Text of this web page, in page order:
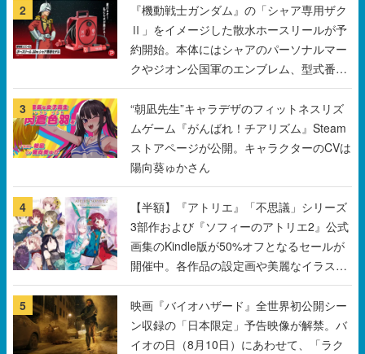
2
『機動戦士ガンダム』の「シャア専用ザク
Ⅱ」をイメージした散水ホースリールが予
約開始。本体にはシャアのパーソナルマー
クやジオン公国軍のエンブレム、型式番号
などを配置
3
“朝凪先生”キャラデザのフィットネスリズ
ムゲーム『がんばれ！チアリズム』Steam
ストアページが公開。キャラクターのCVは
陽向葵ゅかさん
4
【半額】『アトリエ』「不思議」シリーズ
3部作および『ソフィーのアトリエ2』公式
画集のKindle版が50%オフとなるセールが
開催中。各作品の設定画や美麗なイラスト
の数々をふんだんに収録
5
映画『バイオハザード』全世界初公開シー
ン収録の「日本限定」予告映像が解禁。バ
イオの日（8月10日）にあわせて、「ラク